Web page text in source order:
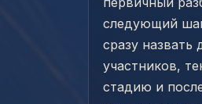
следующий
сразу
участников,
стадию и